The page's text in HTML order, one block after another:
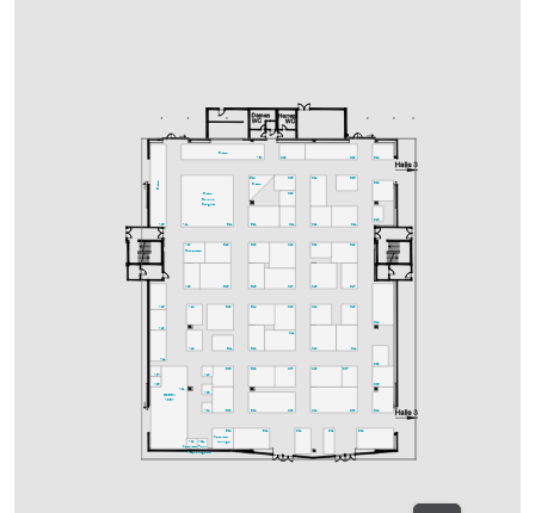
A12
B24
Bistro
A01
GREEN
AREA
A25
Bistro
A04
A07
A11
A02a
Ton-
ausgabe
C11
A13
C17
C10
D21
D04
C01
C18
D14
C07
C19
B12
C13
B16
C04 D03
D02
D11
B22
D17
C29
B01
D07
B11
B15
B19
D06
D13
B18
A15
D22
D25
D01
D29
A18
D19
D24
B02
Speakers-
lounge
D18
B08
A20
Fachpresse
C21
C20
C25
C12
A21 B21
Bavaria
Bistro
Delights
B14
D08
C22
B04 C03
B13
A30
Bistro
C08
C23
A14
C24
B05
A08
A10
A02
Speakers-
Prep.
A05
B03